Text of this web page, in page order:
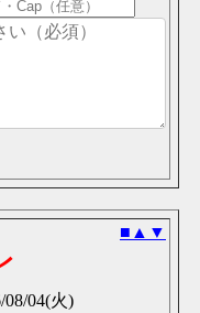
■ ▲ ▼
08/04(火)